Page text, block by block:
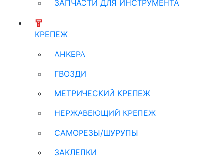
ЗАПЧАСТИ ДЛЯ ИНСТРУМЕНТА
КРЕПЕЖ
АНКЕРА
ГВОЗДИ
МЕТРИЧЕСКИЙ КРЕПЕЖ
НЕРЖАВЕЮЩИЙ КРЕПЕЖ
САМОРЕЗЫ/ШУРУПЫ
ЗАКЛЕПКИ